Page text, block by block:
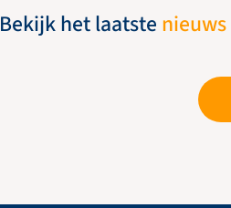
Bekijk het laatste nieuws